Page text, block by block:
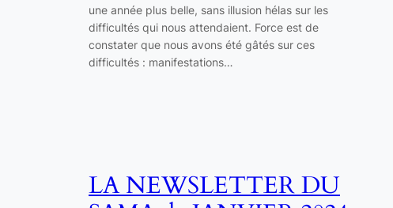
une année plus belle, sans illusion hélas sur les
difficultés qui nous attendaient. Force est de
constater que nous avons été gâtés sur ces
difficultés : manifestations…
LA NEWSLETTER DU